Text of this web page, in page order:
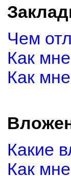
Чем
Как
Как
Какие
Как